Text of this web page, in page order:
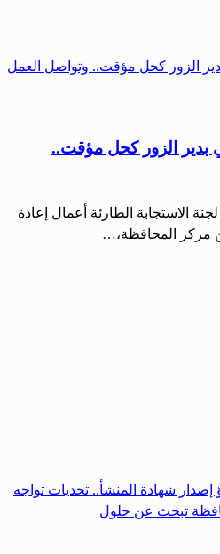
بدير الزور كحل مؤقت..
الاستجابة الطارئة أعمال إعادة
مركز المحافظة،…